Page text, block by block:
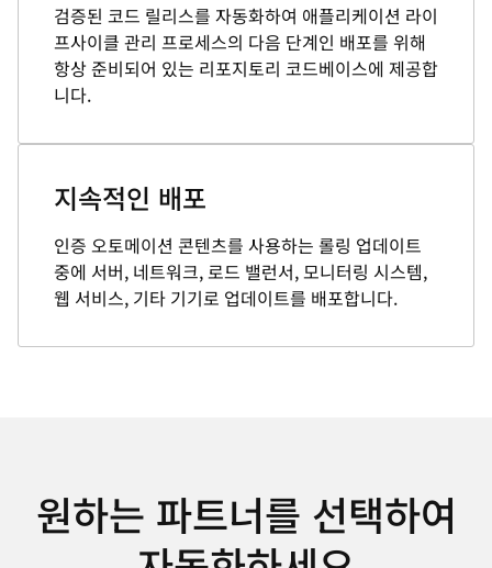
검증된 코드 릴리스를 자동화하여 애플리케이션 라이
프사이클 관리 프로세스의 다음 단계인 배포를 위해
항상 준비되어 있는 리포지토리 코드베이스에 제공합
니다.
지속적인 배포
인증 오토메이션 콘텐츠를 사용하는 롤링 업데이트
중에 서버, 네트워크, 로드 밸런서, 모니터링 시스템,
웹 서비스, 기타 기기로 업데이트를 배포합니다.
원하는 파트너를 선택하여